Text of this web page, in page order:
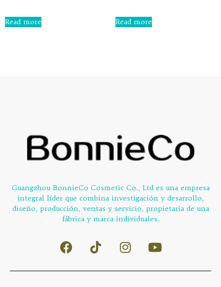
0
out
Read more
0
out
Read more
Guangzhou BonnieCo Cosmetic Co., Ltd es una empresa
integral líder que combina investigación y desarrollo,
diseño, producción, ventas y servicio, propietaria de una
fábrica y marca individuales.